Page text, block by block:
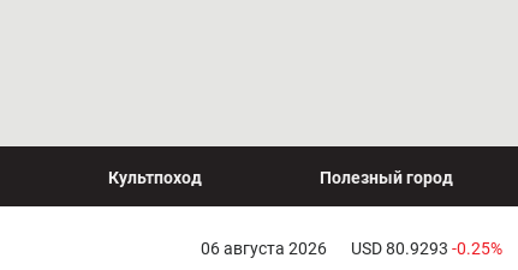
Культпоход Полезный город
06 августа 2026 USD 80.9293 -0.25%